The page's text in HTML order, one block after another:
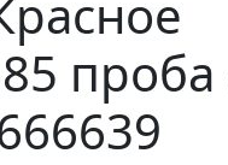
проба